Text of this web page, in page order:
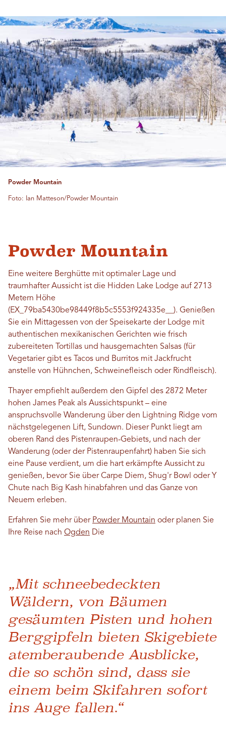
Powder Mountain
Foto: Ian Matteson/Powder Mountain
Powder Mountain
Eine weitere Berghütte mit optimaler Lage und
traumhafter Aussicht ist die Hidden Lake Lodge auf 2713
Metern Höhe
(EX_79ba5430be98449f8b5c5553f924335e__). Genießen
Sie ein Mittagessen von der Speisekarte der Lodge mit
authentischen mexikanischen Gerichten wie frisch
zubereiteten Tortillas und hausgemachten Salsas (für
Vegetarier gibt es Tacos und Burritos mit Jackfrucht
anstelle von Hühnchen, Schweinefleisch oder Rindfleisch).
Thayer empfiehlt außerdem den Gipfel des 2872 Meter
hohen James Peak als Aussichtspunkt – eine
anspruchsvolle Wanderung über den Lightning Ridge vom
nächstgelegenen Lift, Sundown. Dieser Punkt liegt am
oberen Rand des Pistenraupen-Gebiets, und nach der
Wanderung (oder der Pistenraupenfahrt) haben Sie sich
eine Pause verdient, um die hart erkämpfte Aussicht zu
genießen, bevor Sie über Carpe Diem, Shug'r Bowl oder Y
Chute nach Big Kash hinabfahren und das Ganze von
Neuem erleben.
Erfahren Sie mehr über Powder Mountain oder planen Sie
Ihre Reise nach Ogden Die
„Mit schneebedeckten
Wäldern, von Bäumen
gesäumten Pisten und hohen
Berggipfeln bieten Skigebiete
atemberaubende Ausblicke,
die so schön sind, dass sie
einem beim Skifahren sofort
ins Auge fallen.“